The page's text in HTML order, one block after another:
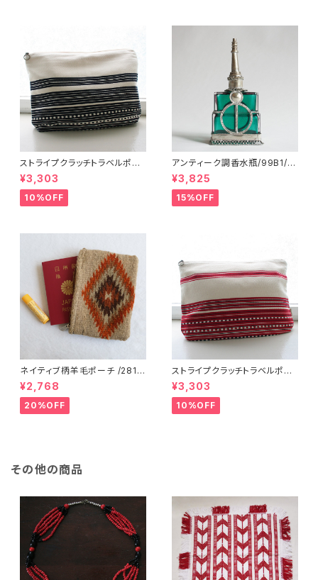
ストライプクラッチトラベルポー
チ/ L /147/Blue/ HUNGARY
ハンガリー
¥3,303
10%OFF
アンティーク調香水瓶/99B1/M
OROCCO モロッコ
¥3,825
15%OFF
ネイティブ柄羊毛ポーチ /281f/
MEXICO メキシコ
¥2,768
20%OFF
ストライプクラッチトラベルポー
チ / L /147/Red/ HUNGARY
ハンガリー
¥3,303
10%OFF
その他の商品